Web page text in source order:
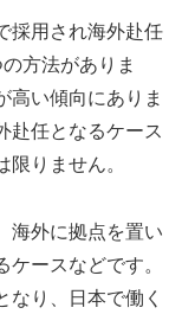
採用され海外赴任
方法がありま
高い傾向にありま
赴任となるケース
りません。
海外に拠点を置い
ースなどです。
なり、日本で働く